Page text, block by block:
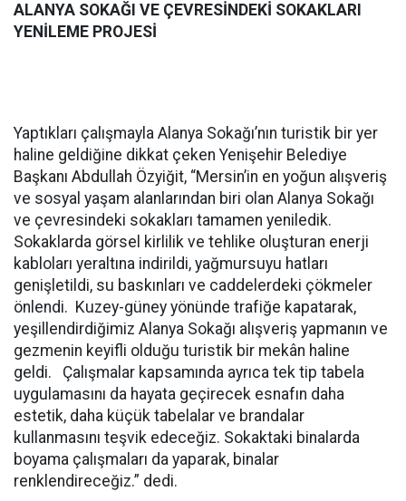
ALANYA SOKAĞI VE ÇEVRESİNDEKİ SOKAKLARI
YENİLEME PROJESİ
Yaptıkları çalışmayla Alanya Sokağı’nın turistik bir yer
haline geldiğine dikkat çeken Yenişehir Belediye
Başkanı Abdullah Özyiğit, “Mersin’in en yoğun alışveriş
ve sosyal yaşam alanlarından biri olan Alanya Sokağı
ve çevresindeki sokakları tamamen yeniledik.
Sokaklarda görsel kirlilik ve tehlike oluşturan enerji
kabloları yeraltına indirildi, yağmursuyu hatları
genişletildi, su baskınları ve caddelerdeki çökmeler
önlendi. Kuzey-güney yönünde trafiğe kapatarak,
yeşillendirdiğimiz Alanya Sokağı alışveriş yapmanın ve
gezmenin keyifli olduğu turistik bir mekân haline
geldi. Çalışmalar kapsamında ayrıca tek tip tabela
uygulamasını da hayata geçirecek esnafın daha
estetik, daha küçük tabelalar ve brandalar
kullanmasını teşvik edeceğiz. Sokaktaki binalarda
boyama çalışmaları da yaparak, binalar
renklendireceğiz.” dedi.